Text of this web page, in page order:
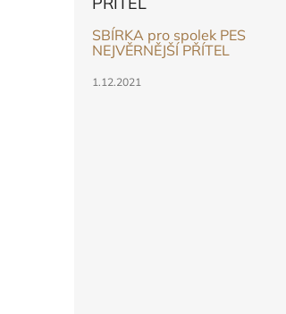
SBÍRKA pro spolek PES
NEJVĚRNĚJŠÍ PŘÍTEL
1.12.2021